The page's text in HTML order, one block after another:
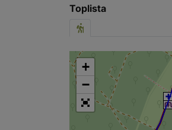
Toplista
+
−